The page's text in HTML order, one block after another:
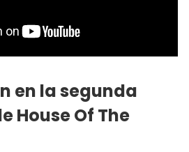
en la segunda
House Of The